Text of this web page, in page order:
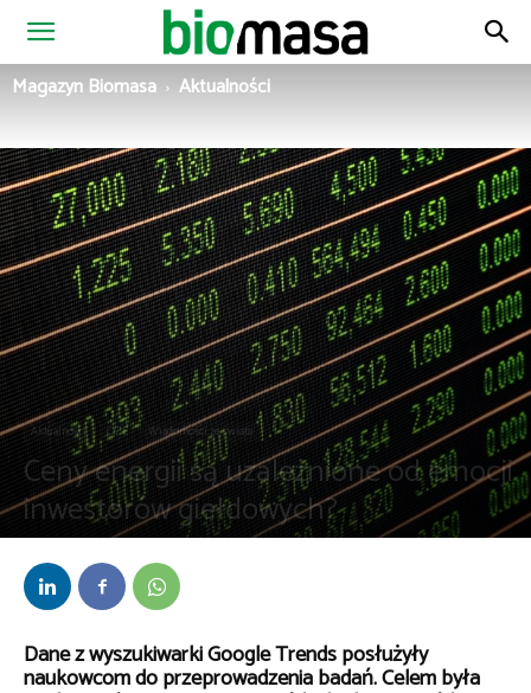
Magazyn
Magazyn Biomasa Aktualności
Aktualności OZE Wiadomości ze świata
Ceny energii są uzależnione od emocji
inwestorów giełdowych?
Dane z wyszukiwarki Google Trends posłużyły
naukowcom do przeprowadzenia badań. Celem była